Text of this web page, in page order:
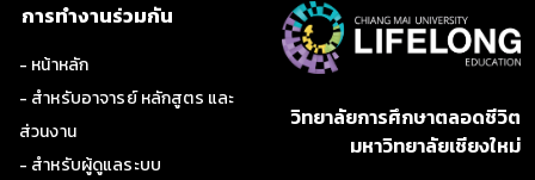
การทำงานร่วมกัน
- หน้าหลัก
- สำหรับอาจารย์ หลักสูตร และ
ส่วนงาน
- สำหรับผู้ดูแลระบบ
วิทยาลัยการศึกษาตลอดชีวิต
มหาวิทยาลัยเชียงใหม่